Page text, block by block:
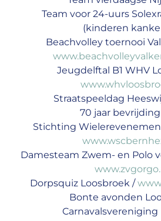
Team voor 24-uurs
(kinderen
Beachvolley toernooi
Jeugdelftal B1 WHV
Straatspeeldag
70 jaar
Stichting
Damesteam Zwem- en Polo
Dorpsquiz Loosbroek /
Bonte avonden
Carnavalsvereniging